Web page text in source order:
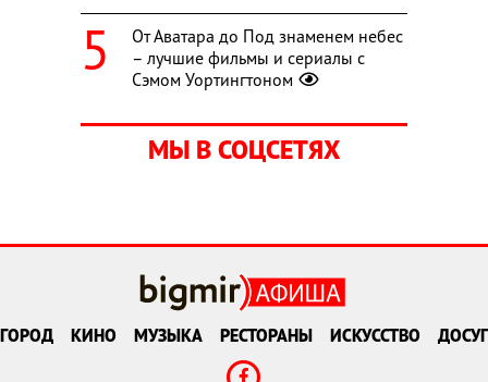
От Аватара до Под знаменем небес
– лучшие фильмы и сериалы с
Сэмом Уортингтоном
МЫ В СОЦСЕТЯХ
ГОРОД КИНО МУЗЫКА РЕСТОРАНЫ ИСКУССТВО ДОСУГ